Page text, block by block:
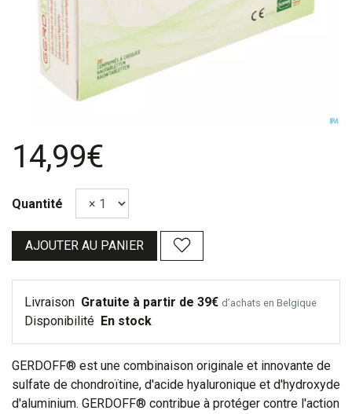
14,99€
Quantité
AJOUTER AU PANIER
Livraison Gratuite à partir de 39€ d’achats en Belgique
Disponibilité En stock
GERDOFF® est une combinaison originale et innovante de
sulfate de chondroïtine, d'acide hyaluronique et d'hydroxyde
d'aluminium. GERDOFF® contribue à protéger contre l'action